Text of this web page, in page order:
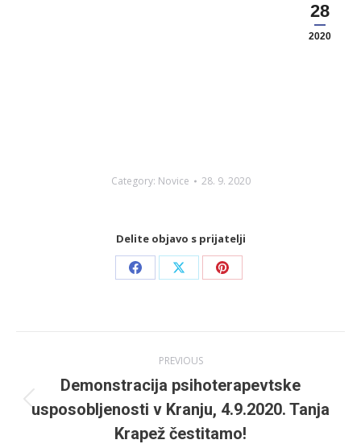
28
2020
Category: Novice 28. 9. 2020
Delite objavo s prijatelji
Share Share Share
navigation
PREVIOUS
Previous
post:
Demonstracija psihoterapevtske
usposobljenosti v Kranju, 4.9.2020. Tanja
Krapež čestitamo!